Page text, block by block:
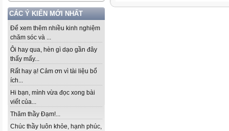
CÁC Ý KIẾN MỚI NHẤT
Để xem thêm nhiều kinh nghiệm
chăm sóc và ...
Ôi hay qua, hèn gì dạo gần đây
thấy mấy...
Rất hay ạ! Cảm ơn vì tài liệu bổ
ích...
Hi bạn, mình vừa đọc xong bài
viết của...
Thăm thầy Đạm!...
Chúc thầy luôn khỏe, hạnh phúc,